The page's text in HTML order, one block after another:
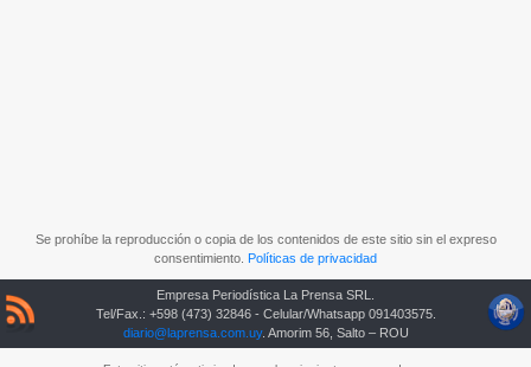
Se prohíbe la reproducción o copia de los contenidos de este sitio sin el expreso
consentimiento. Políticas de privacidad
Empresa Periodística La Prensa SRL.
Tel/Fax.: +598 (473) 32846 - Celular/Whatsapp 091403575.
diario@laprensa.com.uy. Amorim 56, Salto – ROU